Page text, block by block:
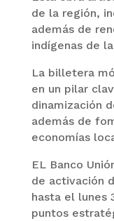
de la región,
además de
indígenas de
La billetera
en un pilar
dinamización
además de
economías
EL Banco
de activación
hasta el lunes
puntos